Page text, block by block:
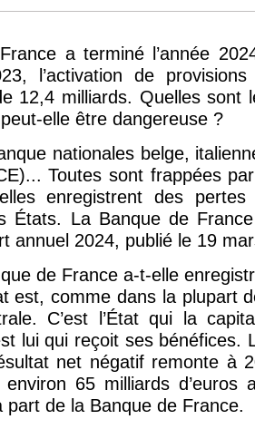
a terminé l’année
l’activation de
12,4 milliards. Quelles
elle être dangereuse ?
nationales belge,
Toutes sont frappées
enregistrent des
États. La Banque de
annuel 2024, publié le 19
de France a-t-elle
est, comme dans la plupart
C’est l’État qui la
lui qui reçoit ses
net négatif remonte à
65 milliards
part de la Banque de France.